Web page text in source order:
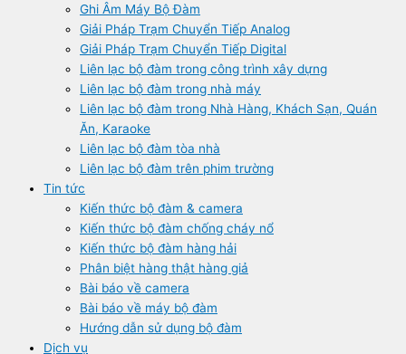
Ghi Âm Máy Bộ Đàm
Giải Pháp Trạm Chuyển Tiếp Analog
Giải Pháp Trạm Chuyển Tiếp Digital
Liên lạc bộ đàm trong công trình xây dựng
Liên lạc bộ đàm trong nhà máy
Liên lạc bộ đàm trong Nhà Hàng, Khách Sạn, Quán
Ăn, Karaoke
Liên lạc bộ đàm tòa nhà
Liên lạc bộ đàm trên phim trường
Tin tức
Kiến thức bộ đàm & camera
Kiến thức bộ đàm chống cháy nổ
Kiến thức bộ đàm hàng hải
Phân biệt hàng thật hàng giả
Bài báo về camera
Bài báo về máy bộ đàm
Hướng dẫn sử dụng bộ đàm
Dịch vụ